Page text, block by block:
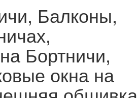
Балконы,
Бортничи,
окна на